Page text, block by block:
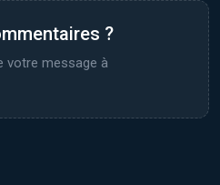
?
votre message à